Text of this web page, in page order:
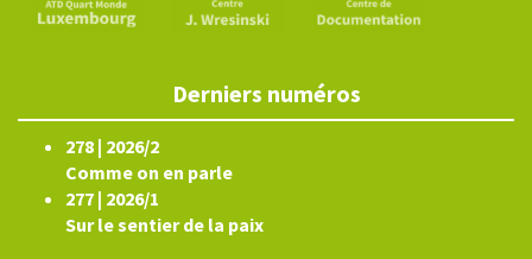
Derniers numéros
278 | 2026/2
Comme on en parle
277 | 2026/1
Sur le sentier de la paix